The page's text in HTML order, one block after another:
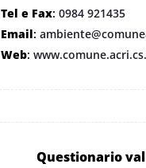
Tel e Fax:0984 921435
Email:
Web:
Questionario